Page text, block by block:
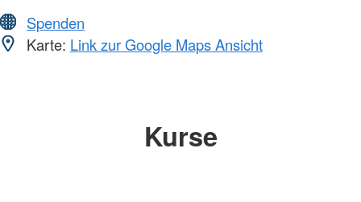
Spenden
Karte: Link zur Google Maps Ansicht
Kurse